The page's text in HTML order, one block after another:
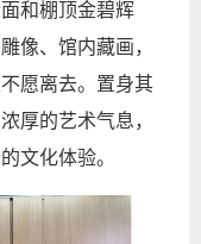
和棚顶金碧辉
像、馆内藏画，
愿离去。置身其
厚的艺术气息，
文化体验。